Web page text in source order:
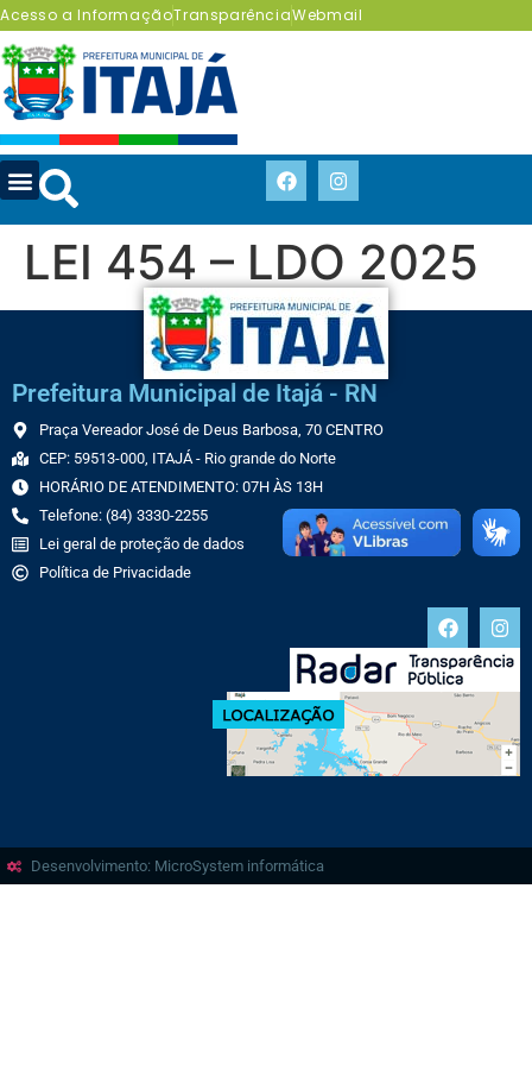
Acesso a InformaçãoTransparênciaWebmail
LEI 454 – LDO 2025
Prefeitura Municipal de Itajá - RN
Praça Vereador José de Deus Barbosa, 70 CENTRO
CEP: 59513-000, ITAJÁ - Rio grande do Norte
HORÁRIO DE ATENDIMENTO: 07H ÀS 13H
Telefone: (84) 3330-2255
Lei geral de proteção de dados
Política de Privacidade
Desenvolvimento: MicroSystem informática